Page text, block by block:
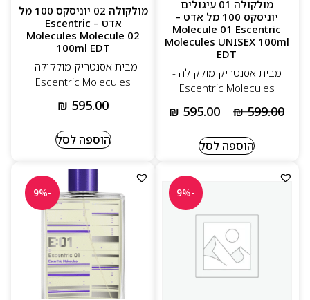
מולקולה 01 עיגולים
יוניסקס 100 מל אדט –
Molecule 01 Escentric
Molecules UNISEX 100ml
EDT
מבית אסנטריק מולקולה -
Escentric Molecules
₪599.00
₪ 595.00
הוספה לסל
מולקולה 02 יוניסקס 100 מל
אדט – Escentric
Molecules Molecule 02
100ml EDT
מבית אסנטריק מולקולה -
Escentric Molecules
₪ 595.00
הוספה לסל
-9%
-9%